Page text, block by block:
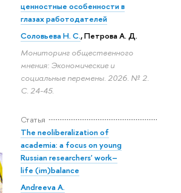
ценностные особенности в
глазах работодателей
Соловьева Н. С.,Петрова А. Д.
Мониторинг общественного
мнения: Экономические и
социальные перемены. 2026. № 2.
С. 24-45.
Статья
The neoliberalization of
academia: a focus on young
Russian researchers' work–
life (im)balance
Andreeva A.